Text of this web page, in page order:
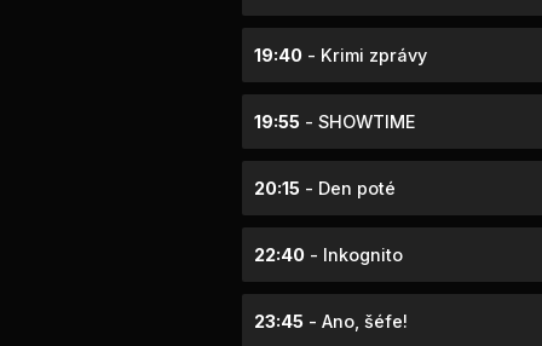
19:40 - Krimi zprávy
19:55 - SHOWTIME
20:15 - Den poté
22:40 - Inkognito
23:45 - Ano, šéfe!